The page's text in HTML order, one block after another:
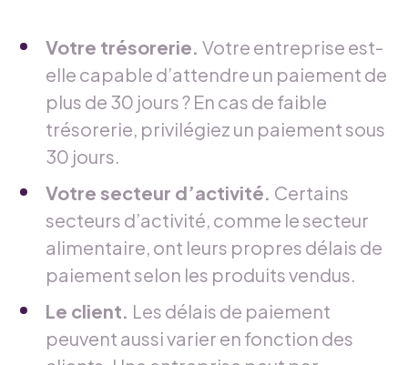
Votre trésorerie. Votre entreprise est-
elle capable d’attendre un paiement de
plus de 30 jours ? En cas de faible
trésorerie, privilégiez un paiement sous
30 jours.
Votre secteur d’activité. Certains
secteurs d’activité, comme le secteur
alimentaire, ont leurs propres délais de
paiement selon les produits vendus.
Le client. Les délais de paiement
peuvent aussi varier en fonction des